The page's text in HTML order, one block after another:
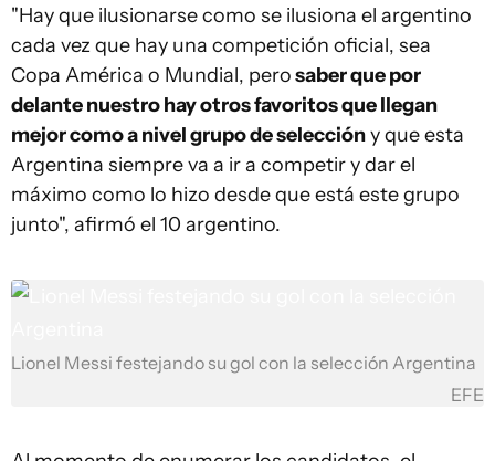
"Hay que ilusionarse como se ilusiona el argentino
cada vez que hay una competición oficial, sea
Copa América o Mundial, perosaber que por
delante nuestro hay otros favoritos que llegan
mejor como a nivel grupo de seleccióny que esta
Argentina siempre va a ir a competir y dar el
máximo como lo hizo desde que está este grupo
junto", afirmó el 10 argentino.
Lionel Messi festejando su gol con la selección Argentina
EFE